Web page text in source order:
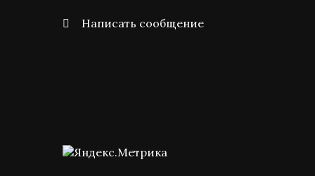
Написать сообщение